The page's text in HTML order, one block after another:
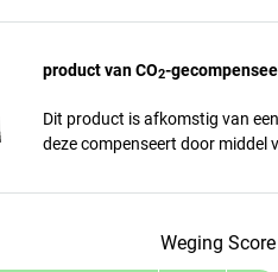
product van CO2-
Dit product is afkomstig van
deze compenseert door middel
Weging Score